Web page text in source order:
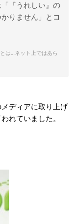
『うれしい』の
りません」とコ
は…ネット上ではあら
ディアに取り上げ
れていました。